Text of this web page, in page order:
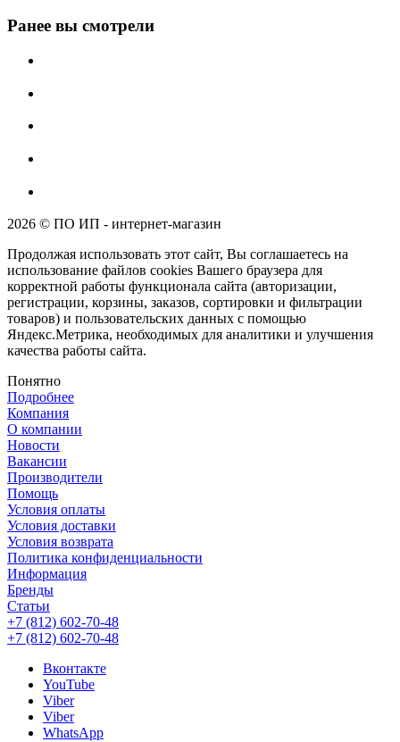
Ранее вы смотрели
2026 © ПО ИП - интернет-магазин
Продолжая использовать этот сайт, Вы соглашаетесь на
использование файлов cookies Вашего браузера для
корректной работы функционала сайта (авторизации,
регистрации, корзины, заказов, сортировки и фильтрации
товаров) и пользовательских данных с помощью
Яндекс.Метрика, необходимых для аналитики и улучшения
качества работы сайта.
Понятно
Подробнее
Компания
О компании
Новости
Вакансии
Производители
Помощь
Условия оплаты
Условия доставки
Условия возврата
Политика конфиденциальности
Информация
Бренды
Статьи
+7 (812) 602-70-48
+7 (812) 602-70-48
Вконтакте
YouTube
Viber
Viber
WhatsApp